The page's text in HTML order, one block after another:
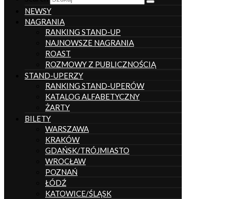
NEWSY
NAGRANIA
RANKING STAND-UP
NAJNOWSZE NAGRANIA
ROAST
ROZMOWY Z PUBLICZNOŚCIĄ
STAND-UPERZY
RANKING STAND-UPERÓW
KATALOG ALFABETYCZNY
ŻARTY
BILETY
WARSZAWA
KRAKÓW
GDAŃSK/TRÓJMIASTO
WROCŁAW
POZNAŃ
ŁÓDŹ
KATOWICE/ŚLĄSK